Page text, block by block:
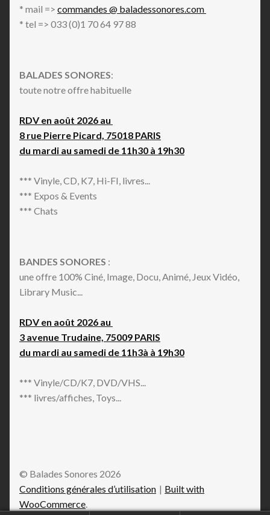
* mail => commandes @ baladessonores.com
* tel => 033 (0)1 70 64 97 88
BALADES SONORES:
toute notre offre habituelle
RDV en août 2026 au
8 rue Pierre Picard, 75018 PARIS
du mardi au samedi de 11h30 à 19h30
*** Vinyle, CD, K7, Hi-FI, livres...
*** Expos & Events
*** Chats
BANDES SONORES :
une offre 100% Ciné, Image, Docu, Animé, Jeux Vidéo,
Library Music...
RDV en août 2026 au
3 avenue Trudaine, 75009 PARIS
du mardi au samedi de 11h3à à 19h30
*** Vinyle/CD/K7, DVD/VHS...
*** livres/affiches, Toys...
© Balades Sonores 2026
Conditions générales d’utilisation
Built with
WooCommerce.